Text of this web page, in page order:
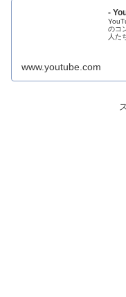
-
のコ
人た
www.youtube.com